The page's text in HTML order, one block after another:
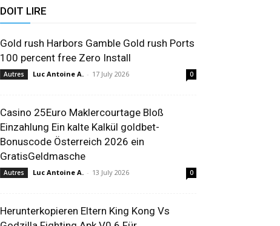
DOIT LIRE
Gold rush Harbors Gamble Gold rush Ports
100 percent free Zero Install
Autres Luc Antoine A. - 17 July 2026 0
Casino 25Euro Maklercourtage Bloß
Einzahlung Ein kalte Kalkül goldbet-
Bonuscode Österreich 2026 ein
GratisGeldmasche
Autres Luc Antoine A. - 13 July 2026 0
Herunterkopieren Eltern King Kong Vs